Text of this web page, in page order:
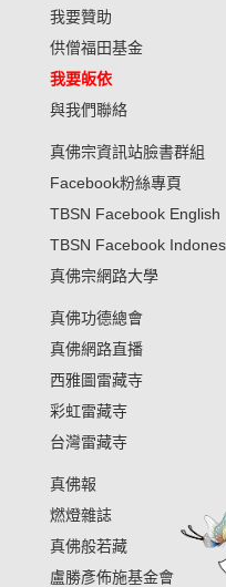
我要贊助
供僧福田基金
我要皈依
與我們聯絡
真佛宗資訊站臉書群組
Facebook粉絲專頁
TBSN Facebook English
TBSN Facebook
真佛宗網路大學
真佛功德總會
真佛網路直播
西雅圖雷藏寺
彩虹雷藏寺
台灣雷藏寺
真佛報
燃燈雜誌
真佛般若藏
盧勝彥佈施基金會